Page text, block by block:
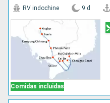
Comidas incluidas
RV indochine 9 d